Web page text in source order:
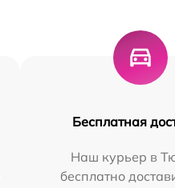
Бесплатная
Наш курьер в
бесплатно